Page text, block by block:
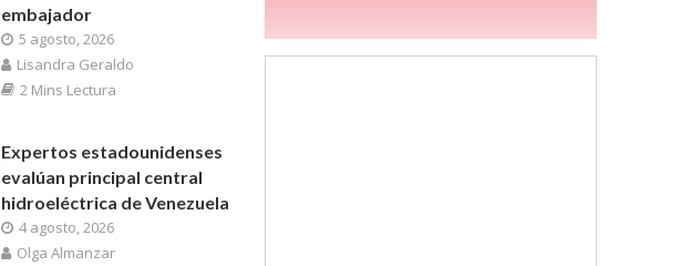
embajador
5 agosto, 2026
Lisandra Geraldo
2 Mins Lectura
Expertos estadounidenses
evalúan principal central
hidroeléctrica de Venezuela
4 agosto, 2026
Olga Almanzar